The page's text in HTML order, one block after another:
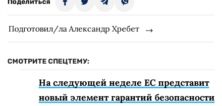
Поделиться
Подготовил/ла Александр Хребет
СМОТРИТЕ СПЕЦТЕМУ:
На следующей неделе ЕС представит
новый элемент гарантий безопасности